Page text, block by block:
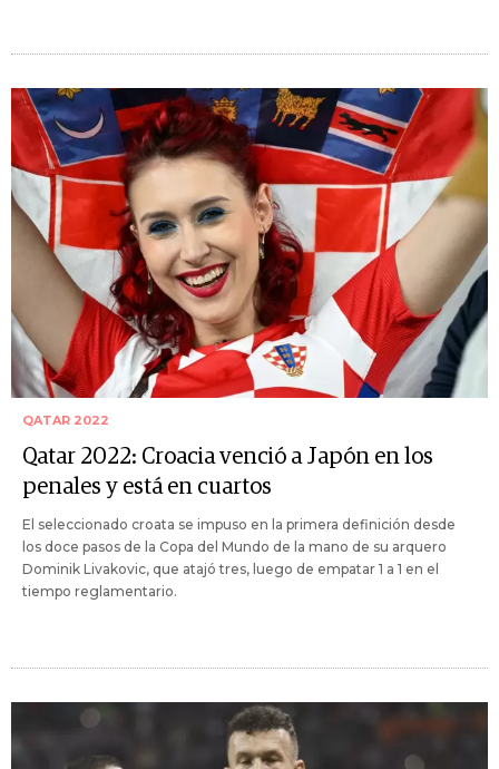
QATAR 2022
Qatar 2022: Croacia venció a Japón en los
penales y está en cuartos
El seleccionado croata se impuso en la primera definición desde
los doce pasos de la Copa del Mundo de la mano de su arquero
Dominik Livakovic, que atajó tres, luego de empatar 1 a 1 en el
tiempo reglamentario.